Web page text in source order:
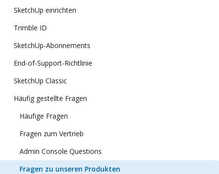
SketchUp einrichten
Trimble ID
SketchUp-Abonnements
End-of-Support-Richtlinie
SketchUp Classic
Häufig gestellte Fragen
Häufige Fragen
Fragen zum Vertrieb
Admin Console Questions
Fragen zu unseren Produkten